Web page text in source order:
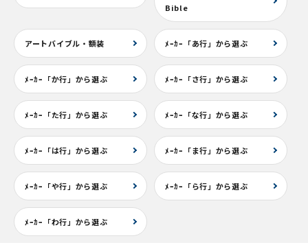
Bible
アートバイブル・額装 ﾒｰｶｰ「あ行」から選ぶ
ﾒｰｶｰ「か行」から選ぶ ﾒｰｶｰ「さ行」から選ぶ
ﾒｰｶｰ「た行」から選ぶ ﾒｰｶｰ「な行」から選ぶ
ﾒｰｶｰ「は行」から選ぶ ﾒｰｶｰ「ま行」から選ぶ
ﾒｰｶｰ「や行」から選ぶ ﾒｰｶｰ「ら行」から選ぶ
ﾒｰｶｰ「わ行」から選ぶ